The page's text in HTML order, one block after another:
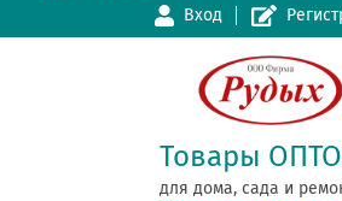
Вход
Товары
для дома, сада и